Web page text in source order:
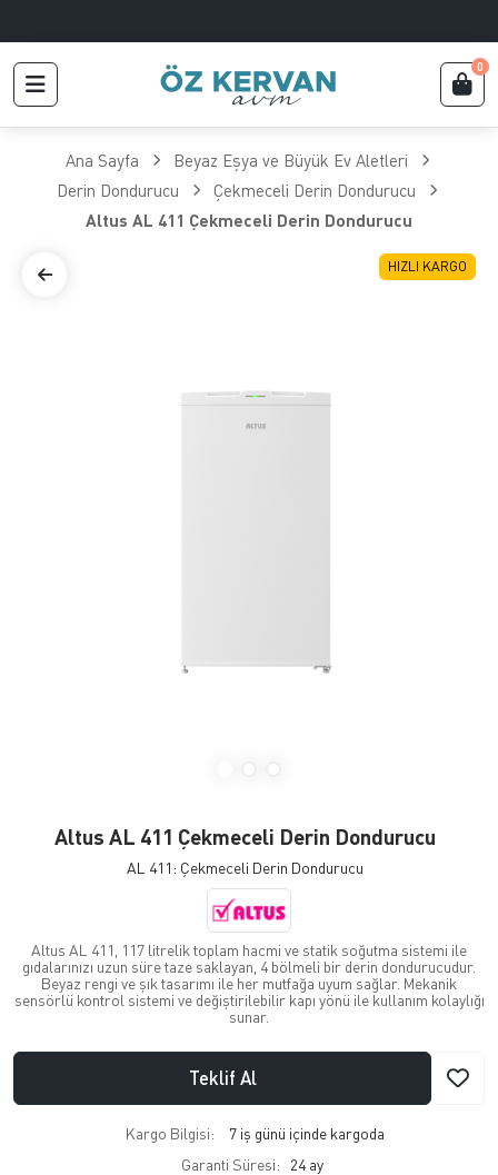
0
Ana Sayfa
Beyaz Eşya ve Büyük Ev Aletleri
Derin Dondurucu
Çekmeceli Derin Dondurucu
Altus AL 411 Çekmeceli Derin Dondurucu
HIZLI KARGO
Altus AL 411 Çekmeceli Derin Dondurucu
AL 411: Çekmeceli Derin Dondurucu
Altus AL 411, 117 litrelik toplam hacmi ve statik soğutma sistemi ile
gıdalarınızı uzun süre taze saklayan, 4 bölmeli bir derin dondurucudur.
Beyaz rengi ve şık tasarımı ile her mutfağa uyum sağlar. Mekanik
sensörlü kontrol sistemi ve değiştirilebilir kapı yönü ile kullanım kolaylığı
sunar.
Teklif Al
Kargo Bilgisi:
7 iş günü içinde kargoda
Garanti Süresi:
24 ay